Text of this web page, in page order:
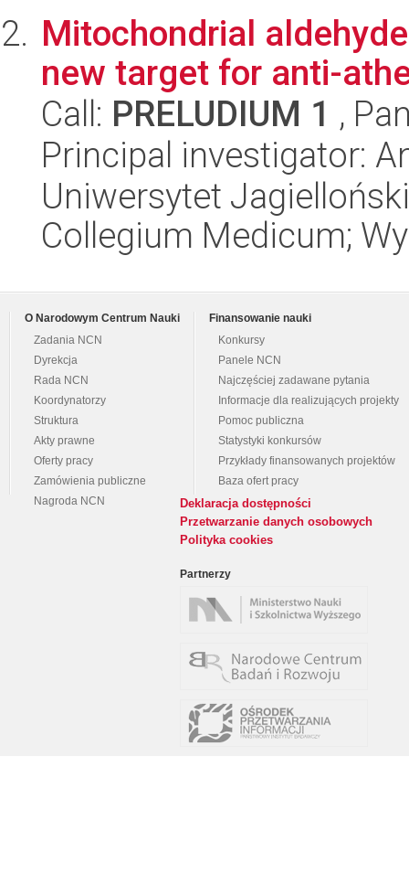
Mitochondrial
new target for anti-
Call: PRELUDIUM 1 ,
Principal investigator:
Uniwersytet
Collegium Medicum;
O Narodowym Centrum Nauki
Zadania NCN
Dyrekcja
Rada NCN
Koordynatorzy
Struktura
Akty prawne
Oferty pracy
Zamówienia publiczne
Nagroda NCN
Finansowanie nauki
Konkursy
Panele NCN
Najczęściej zadawane pytania
Informacje dla realizujących projekty
Pomoc publiczna
Statystyki konkursów
Przykłady finansowanych projektów
Baza ofert pracy
Deklaracja dostępności
Przetwarzanie danych osobowych
Polityka cookies
Partnerzy